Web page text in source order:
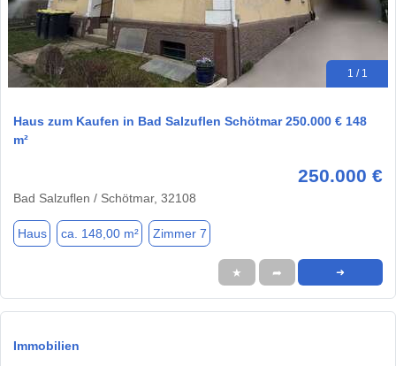
1 / 1
Haus zum Kaufen in Bad Salzuflen Schötmar 250.000 € 148
m²
250.000 €
Bad Salzuflen / Schötmar, 32108
Haus ca. 148,00 m² Zimmer 7
★ ➦ ➜
Immobilien